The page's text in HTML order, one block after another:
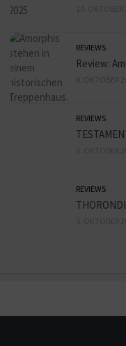
REVIEWS
Review:
REVIEWS
REVIEWS